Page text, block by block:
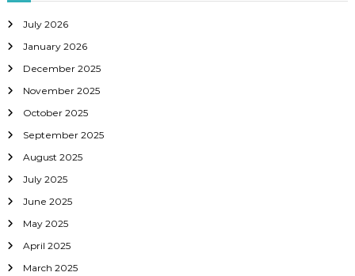
July 2026
January 2026
December 2025
November 2025
October 2025
September 2025
August 2025
July 2025
June 2025
May 2025
April 2025
March 2025